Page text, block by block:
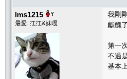
lms1215
最愛: 扛扛&妹嘎
我剛
獻醜
第一
不過
基本